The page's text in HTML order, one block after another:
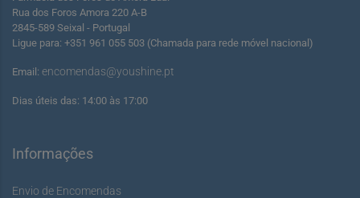
Rua dos Foros Amora 220 A-B
2845-589 Seixal - Portugal
Ligue para: +351 961 055 503 (Chamada para rede móvel nacional)
Email: encomendas@youshine.pt
Dias úteis das: 14:00 às 17:00
Informações
Envio de Encomendas